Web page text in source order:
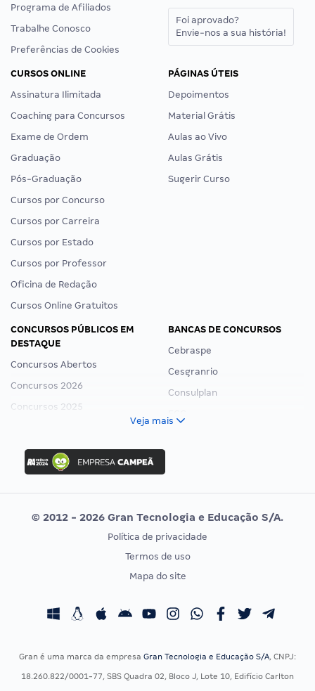
Programa de Afiliados
Trabalhe Conosco
Preferências de Cookies
Foi aprovado?
Envie-nos a sua história!
CURSOS ONLINE
Assinatura Ilimitada
Coaching para Concursos
Exame de Ordem
Graduação
Pós-Graduação
Cursos por Concurso
Cursos por Carreira
Cursos por Estado
Cursos por Professor
Oficina de Redação
Cursos Online Gratuitos
PÁGINAS ÚTEIS
Depoimentos
Material Grátis
Aulas ao Vivo
Aulas Grátis
Sugerir Curso
CONCURSOS PÚBLICOS EM
DESTAQUE
Concursos Abertos
Concursos 2026
Concursos 2025
Concurso Ibama
Concurso MPU
Editais publicados
BANCAS DE CONCURSOS
Cebraspe
Cesgranrio
Consulplan
Vunesp
CONCURSOS POR PROFISSÃO
Concursos Fiscais
EXAME DE ORDEM
Calendário OAB
Veja mais
© 2012 - 2026 Gran Tecnologia e Educação S/A.
Política de privacidade
Termos de uso
Mapa do site
Gran é uma marca da empresa Gran Tecnologia e Educação S/A, CNPJ:
18.260.822/0001-77, SBS Quadra 02, Bloco J, Lote 10, Edifício Carlton